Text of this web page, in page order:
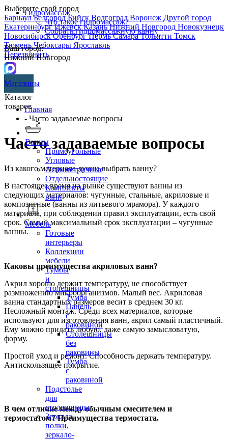
Выберите свой город
БарнаулБелгородБийск ВолгоградВоронеж Другой город
ЕкатеринбургИжевскКазаньНижний Новгород Новокузнецк
НовосибирскОренбургПермьСамараТольятти Томск
ТюменьЧебоксары Ярославль
Перезвонить
Гидромассаж
Что такое гидромассаж?
Собрать гидромассажную ванну
Ваш город:
Нижний Новгород
Магазины
Каталог
товаров
Ванны
Прямоугольные
Угловые
Асимметричные
Отдельностоящие
Комплекты
ванн
Мебель
Готовые
интерьеры
Коллекции
мебели
Тумбы
и
столешницы
Тумба
Панель
с
раковиной
Столешницы
без
раковины
Тумба
с
раковиной
Подстолье
для
столешницы
Зеркала,
полки,
зеркало-
Главная
- Часто задаваемые вопросы
Часто задаваемые вопросы
Из какого материала лучше выбрать ванну?
В настоящее время на рынке существуют ванны из
следующих материалов: чугунные, стальные, акриловые и
композитные (ванны из литьевого мрамора). У каждого
материала, при соблюдении правил эксплуатации, есть свой
срок. Самый максимальный срок эксплуатации – чугунные
ванны.
Каковы преимущества акриловых ванн?
Акрил хорошо держит температуру, не способствует
размножению микроорганизмов. Малый вес. Акриловая
ванна стандартных размеров весит в среднем 30 кг.
Несложный монтаж. Среди всех материалов, которые
используют для изготовления ванн, акрил самый пластичный.
Ему можно придать любую, даже самую замысловатую,
форму.
Простой уход и ремонт. Способность держать температуру.
Антискользящее покрытие.
В чем отличие между обычным смесителем и
термостатом? Преимущества термостата.